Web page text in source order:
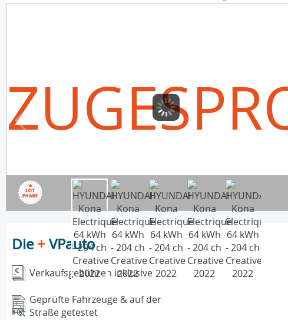
Die+VPauto
Verkaufsgebühren inklusive
Geprüfte Fahrzeuge & auf der
Straße getestet